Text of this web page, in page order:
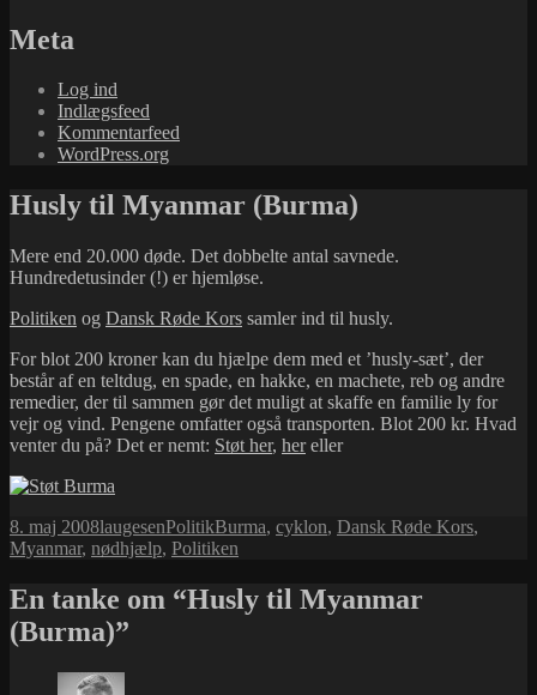
Meta
Log ind
Indlægsfeed
Kommentarfeed
WordPress.org
Husly til Myanmar (Burma)
Mere end 20.000 døde. Det dobbelte antal savnede.
Hundredetusinder (!) er hjemløse.
Politiken og Dansk Røde Kors samler ind til husly.
For blot 200 kroner kan du hjælpe dem med et ’husly-sæt’, der
består af en teltdug, en spade, en hakke, en machete, reb og andre
remedier, der til sammen gør det muligt at skaffe en familie ly for
vejr og vind. Pengene omfatter også transporten. Blot 200 kr. Hvad
venter du på? Det er nemt: Støt her, hereller
Udgivet
i
8. maj 2008Forfatter
laugesenKategorier
PolitikTags
Burma, cyklon, Dansk Røde Kors,
Myanmar, nødhjælp, Politiken
En tanke om “Husly til Myanmar
(Burma)”